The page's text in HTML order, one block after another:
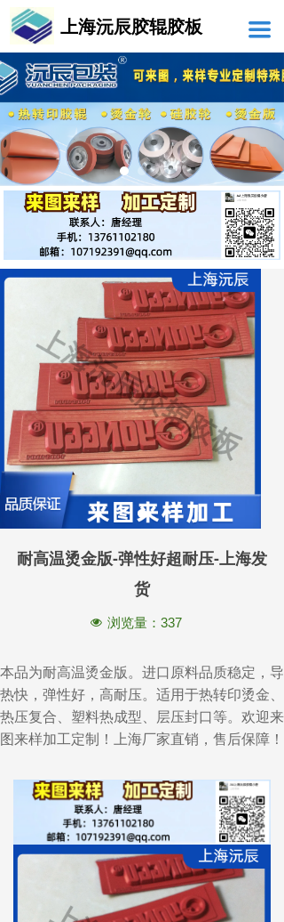
끀
上海沅辰胶辊胶板
耐高温烫金版-弹性好超耐压-上海发
货
넶 浏览量： 337
本品为耐高温烫金版。进口原料品质稳定，导
热快，弹性好，高耐压。适用于热转印烫金、
热压复合、塑料热成型、层压封口等。欢迎来
图来样加工定制！上海厂家直销，售后保障！